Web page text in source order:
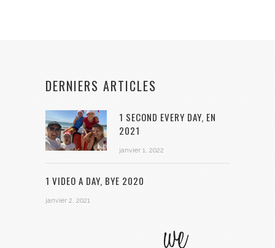
DERNIERS ARTICLES
1 SECOND EVERY DAY, EN
2021
janvier 1, 2022
1 VIDEO A DAY, BYE 2020
janvier 2, 2021